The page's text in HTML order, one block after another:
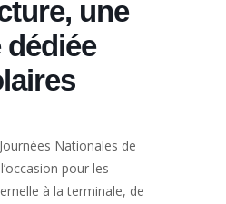
une
dédiée
Nationales de
pour les
à la terminale, de